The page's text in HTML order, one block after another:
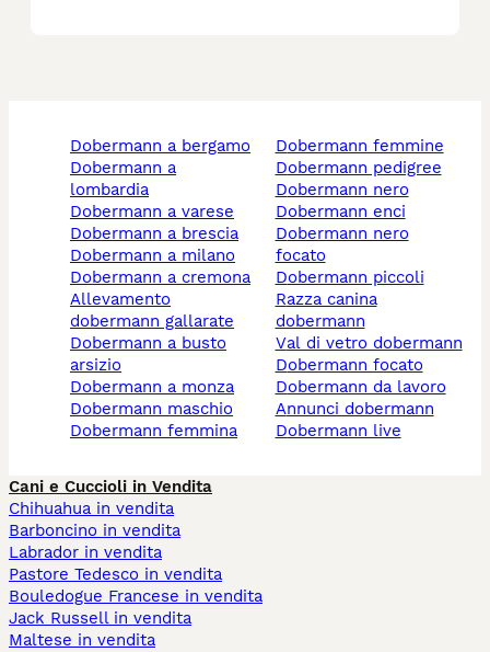
dobermann a bergamo
dobermann a
lombardia
dobermann a varese
dobermann a brescia
dobermann a milano
dobermann a cremona
allevamento
dobermann gallarate
dobermann a busto
arsizio
dobermann a monza
dobermann maschio
dobermann femmina
dobermann femmine
dobermann pedigree
dobermann nero
dobermann enci
dobermann nero
focato
dobermann piccoli
razza canina
dobermann
val di vetro dobermann
dobermann focato
dobermann da lavoro
annunci dobermann
dobermann live
Cani e Cuccioli in Vendita
Chihuahua in vendita
Barboncino in vendita
Labrador in vendita
Pastore Tedesco in vendita
Bouledogue Francese in vendita
Jack Russell in vendita
Maltese in vendita